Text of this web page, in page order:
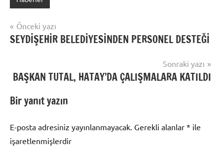
Yazı
gezinmesi
Önceki yazı
SEYDİŞEHİR BELEDİYESİNDEN PERSONEL DESTEĞİ
Sonraki yazı
BAŞKAN TUTAL, HATAY’DA ÇALIŞMALARA KATILDI
Bir yanıt yazın
E-posta adresiniz yayınlanmayacak. Gerekli alanlar * ile
işaretlenmişlerdir